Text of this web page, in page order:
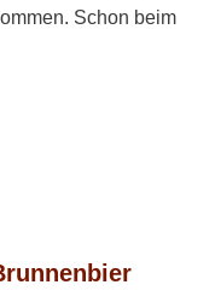
Schon beim